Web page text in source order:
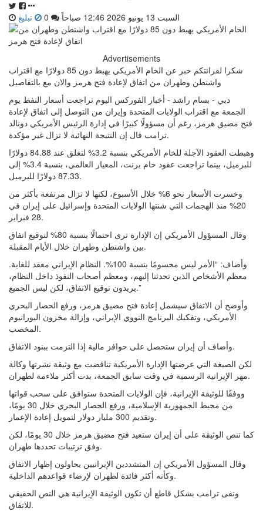
السبت 13 يونيو 2026 12:46 صباحاً تبليغ
Advertisements
شكرا لقرائتكم خبر عن الخام الأمريكي يهبط دون 85 دولارًا مع اقتراب
واشنطن وطهران من اتفاق لإعادة فتح هرمز والان مع بالتفاصيل
دبي - بسام راشد - أخبار الفوركس اليوم تراجعت أسعار النفط يوم
الجمعة مع اقتراب الولايات المتحدة وإيران من التوصل إلى اتفاق لإعادة
فتح مضيق هرمز، رغم أن مسؤولًا كبيرًا في إدارة الرئيس الأمريكي دونالد
ترامب قال إن النتيجة النهائية لا تزال غير مؤكدة.
وهبطت العقود الآجلة للخام الأمريكي بنسبة 3.2% لتغلق عند 84.88 دولارًا
للبرميل، بينما تراجعت عقود خام برنت، المعيار العالمي، بنسبة 3.4% إلى
87.33 دولارًا للبرميل.
وخسرت الأسعار نحو 6% خلال الأسبوع، لكنها لا تزال مرتفعة بأكثر من
20% منذ الهجمات التي شنتها الولايات المتحدة وإسرائيل على إيران في
28 فبراير.
وقال المسؤول الأمريكي إن الإدارة ترى احتمالًا بنسبة 80% لتوقيع اتفاق
بين واشنطن وطهران خلال الأيام المقبلة.
وأضاف: “الأمر ليس محسومًا بنسبة 100%. النظام الإيراني معقد للغاية.
معظم الأشخاص الذين تحدثنا إليهم، ومعظم أصحاب النفوذ داخل النظام،
يريدون توقيع الاتفاق، لكن ليس الجميع.”
وأوضح أن الاتفاق سيشمل إعادة فتح مضيق هرمز، ورفع الحصار البحري
الأمريكي، وتفكيك البرنامج النووي الإيراني، وإزالة مخزون اليورانيوم
المخصب.
وأضاف أن إيران ستحصل على حوافز مالية إذا التزمت ببنود الاتفاق.
لكن الصيغة التي عرضتها الإدارة الأمريكية تناقضت مع وثيقة نشرتها وكالة
مهر الإيرانية الرسمية في وقت سابق الجمعة، بدت أكثر ملاءمة لطهران.
ووفقًا للوثيقة الإيرانية، فإن الولايات المتحدة ستوافق على سحب قواتها
من محيط الجمهورية الإسلامية، ورفع الحصار البحري خلال 30 يومًا،
وتقديم 300 مليار دولار لتمويل إعادة الإعمار.
كما تنص الوثيقة على أن إيران ستعيد فتح مضيق هرمز خلال 30 يومًا، لكن
وفق ترتيبات تحددها طهران.
وقال المسؤول الأمريكي إن المتشددين الإيرانيين يحاولون إظهار الاتفاق
وكأنه أكثر فائدة لطهران لإرضاء قواعدهم الداخلية.
ونفى ترامب بشكل قاطع أن تكون الوثيقة الإيرانية هي النص الحقيقي
للاتفاق.